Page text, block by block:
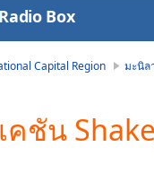
Box
Capital Region มะนิล
คชัน